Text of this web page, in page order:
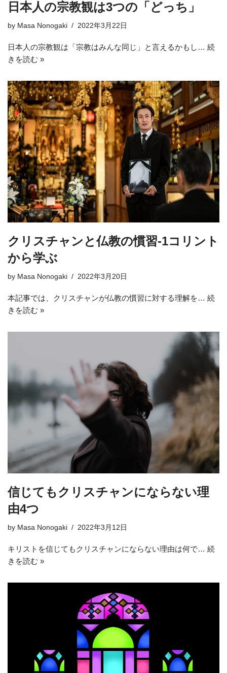
日本人の宗教観は3つの「どっち」
by Masa Nonogaki 2022年3月22日
日本人の宗教観は「宗教はみんな同じ」と言えるかもし… 続
きを読む »
クリスチャンと仏教の慣習-1コリント
から学ぶ
by Masa Nonogaki 2022年3月20日
本記事では、クリスチャンが仏教の慣習に対する理解を… 続
きを読む »
信じてもクリスチャンにならない理
由4つ
by Masa Nonogaki 2022年3月12日
キリストを信じてもクリスチャンにならない理由は何で… 続
きを読む »